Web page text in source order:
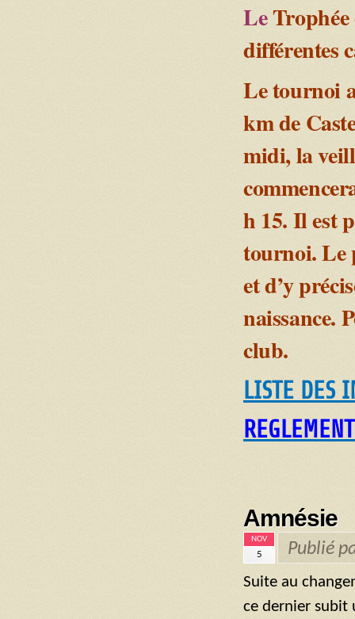
LeTrophée
différentes
Le tournoi
km de
midi, la
h 15. Il est
tournoi. Le
et d’y
naissance.
club.
LISTE DES
Amnésie
NOV
5 Publié
Suite au
ce dernier subit